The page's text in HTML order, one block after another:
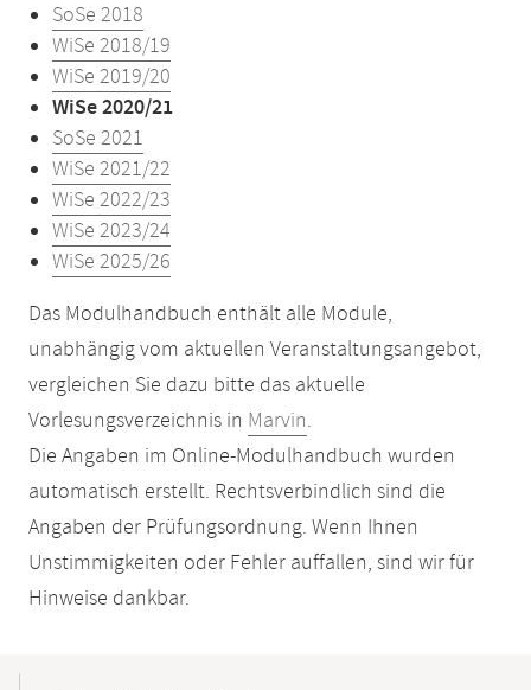
SoSe 2018
WiSe 2018/19
WiSe 2019/20
WiSe 2020/21
SoSe 2021
WiSe 2021/22
WiSe 2022/23
WiSe 2023/24
WiSe 2025/26
Das Modulhandbuch enthält alle Module,
unabhängig vom aktuellen Veranstaltungsangebot,
vergleichen Sie dazu bitte das aktuelle
Vorlesungsverzeichnis in Marvin.
Die Angaben im Online-Modulhandbuch wurden
automatisch erstellt. Rechtsverbindlich sind die
Angaben der Prüfungsordnung. Wenn Ihnen
Unstimmigkeiten oder Fehler auffallen, sind wir für
Hinweise dankbar.